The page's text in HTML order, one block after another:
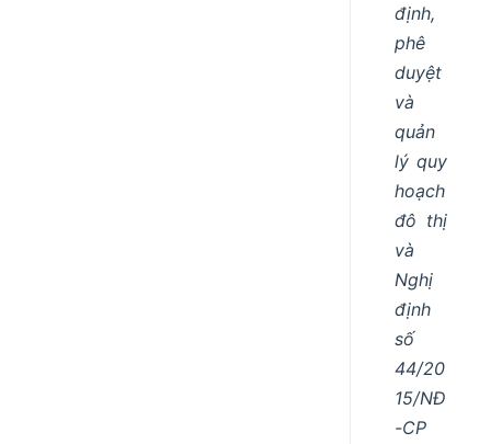
định,
phê
duyệt
và
quản
lý quy
hoạch
đô thị
và
Nghị
định
số
44/20
15/NĐ
-CP